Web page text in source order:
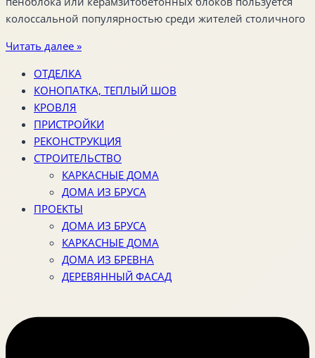
колоссальной популярностью среди жителей столичного
Читать далее »
ОТДЕЛКА
КОНОПАТКА, ТЕПЛЫЙ ШОВ
КРОВЛЯ
ПРИСТРОЙКИ
РЕКОНСТРУКЦИЯ
СТРОИТЕЛЬСТВО
КАРКАСНЫЕ ДОМА
ДОМА ИЗ БРУСА
ПРОЕКТЫ
ДОМА ИЗ БРУСА
КАРКАСНЫЕ ДОМА
ДОМА ИЗ БРЕВНА
ДЕРЕВЯННЫЙ ФАСАД